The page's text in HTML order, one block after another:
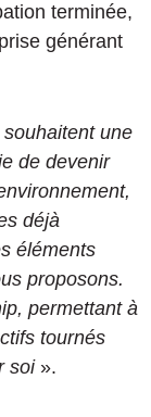
terminée,
générant
une
de devenir
déjà
éléments
proposons.
permettant à
tournés
soi ».